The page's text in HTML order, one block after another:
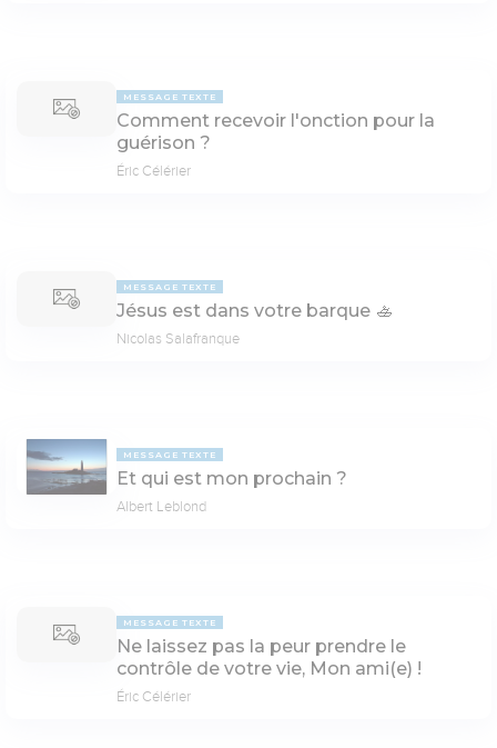
MESSAGE TEXTE
Comment recevoir l'onction pour la
guérison ?
Éric Célérier
MESSAGE TEXTE
Jésus est dans votre barque 🚣
Nicolas Salafranque
MESSAGE TEXTE
Et qui est mon prochain ?
Albert Leblond
MESSAGE TEXTE
Ne laissez pas la peur prendre le
contrôle de votre vie, Mon ami(e) !
Éric Célérier